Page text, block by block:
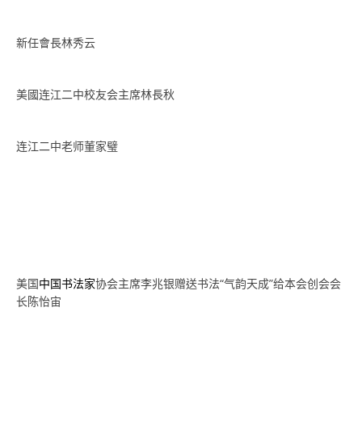
新任會長林秀云
美國连江二中校友会主席林長秋
连江二中老师董家璧
美国中国书法家协会主席李兆银赠送书法“气韵天成”给本会创会会
长陈怡宙